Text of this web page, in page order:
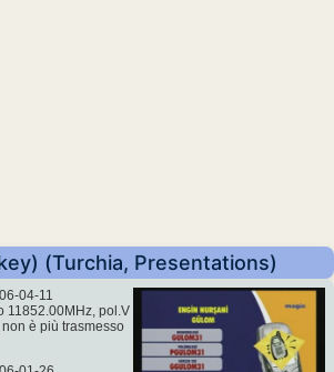
(Turchia, Presentations)
04-11
11852.00MHz, pol.V
è più trasmesso